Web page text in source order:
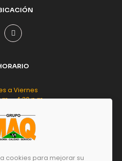
a Viernes
- 4:30 p.m.
Sábado
- 12:00 m.d.
cookies para mejorar su